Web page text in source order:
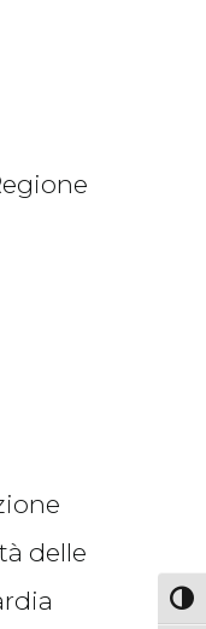
delle